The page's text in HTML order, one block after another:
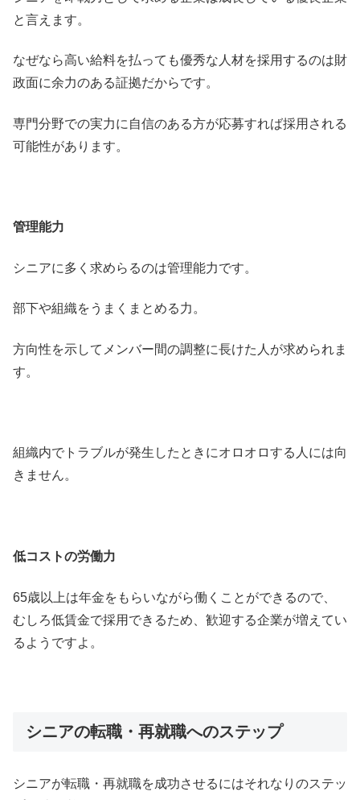
と言えます。
なぜなら高い給料を払っても優秀な人材を採用するのは財
政面に余力のある証拠だからです。
専門分野での実力に自信のある方が応募すれば採用される
可能性があります。
管理能力
シニアに多く求めらるのは管理能力です。
部下や組織をうまくまとめる力。
方向性を示してメンバー間の調整に長けた人が求められま
す。
組織内でトラブルが発生したときにオロオロする人には向
きません。
低コストの労働力
65歳以上は年金をもらいながら働くことができるので、
むしろ低賃金で採用できるため、歓迎する企業が増えてい
るようですよ。
シニアの転職・再就職へのステップ
シニアが転職・再就職を成功させるにはそれなりのステッ